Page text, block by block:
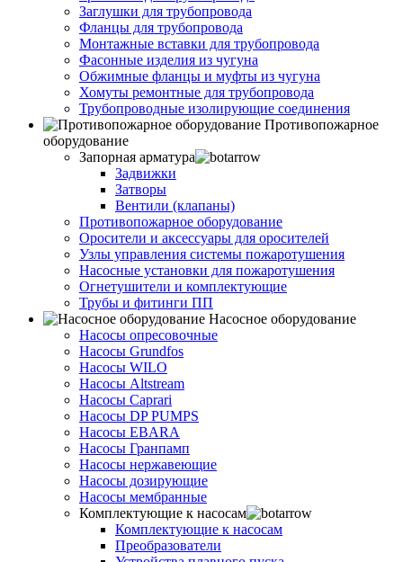
Заглушки для трубопровода
Фланцы для трубопровода
Монтажные вставки для трубопровода
Фасонные изделия из чугуна
Обжимные фланцы и муфты из чугуна
Хомуты ремонтные для трубопровода
Трубопроводные изолирующие соединения
Противопожарное
оборудование
Запорная арматура
Задвижки
Затворы
Вентили (клапаны)
Противопожарное оборудование
Оросители и аксессуары для оросителей
Узлы управления системы пожаротушения
Насосные установки для пожаротушения
Огнетушители и комплектующие
Трубы и фитинги ПП
Насосное оборудование
Насосы опресовочные
Насосы Grundfos
Насосы WILO
Насосы Altstream
Насосы Caprari
Насосы DP PUMPS
Насосы EBARA
Насосы Гранпамп
Насосы нержавеющие
Насосы дозирующие
Насосы мембранные
Комплектующие к насосам
Комплектующие к насосам
Преобразователи